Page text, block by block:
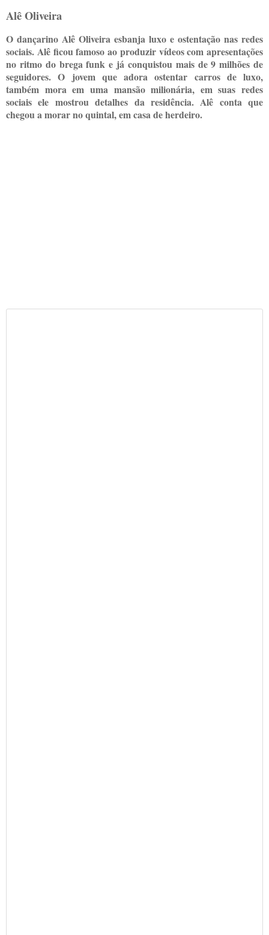
Alê Oliveira
O dançarino Alê Oliveira esbanja luxo e ostentação nas redes
sociais. Alê ficou famoso ao produzir vídeos com apresentações
no ritmo do brega funk e já conquistou mais de 9 milhões de
seguidores. O jovem que adora ostentar carros de luxo,
também mora em uma mansão milionária, em suas redes
sociais ele mostrou detalhes da residência. Alê conta que
chegou a morar no quintal, em casa de herdeiro.